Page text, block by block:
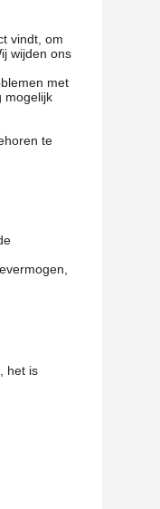
vindt, om
wijden ons
met
mogelijk
te
het is